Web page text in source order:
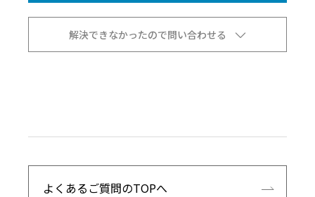
解決できなかったので問い合わせる
よくあるご質問のTOPへ